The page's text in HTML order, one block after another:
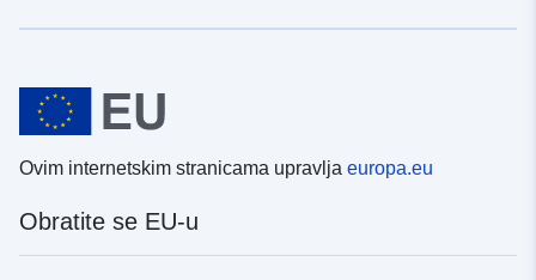
Ovim internetskim stranicama upravlja europa.eu
Obratite se EU-u